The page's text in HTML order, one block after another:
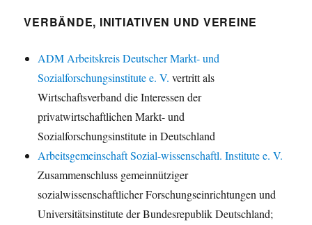
VERBÄNDE, INITIATIVEN UND VEREINE
ADM Arbeitskreis Deutscher Markt- und
Sozialforschungsinstitute e. V. vertritt als
Wirtschaftsverband die Interessen der
privatwirtschaftlichen Markt- und
Sozialforschungsinstitute in Deutschland
Arbeitsgemeinschaft Sozial-wissenschaftl. Institute e. V.
Zusammenschluss gemeinnütziger
sozialwissenschaftlicher Forschungseinrichtungen und
Universitätsinstitute der Bundesrepublik Deutschland;